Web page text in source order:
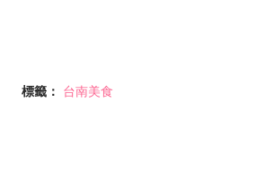
標籤： 台南美食